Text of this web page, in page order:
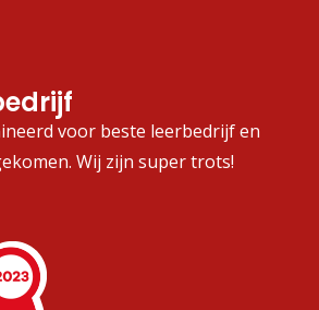
voor beste leerbedrijf en
Wij zijn super trots!